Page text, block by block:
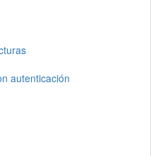
autenticación